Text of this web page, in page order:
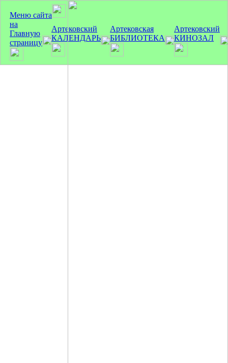
Меню сайта
на
Главную
страницу
Артековский
КАЛЕНДАРЬ
Артековская
БИБЛИОТЕКА
Артековский
КИНОЗАЛ